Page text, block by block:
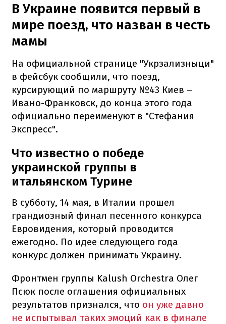
В Украине появится первый в
мире поезд, что назван в честь
мамы
На официальной странице "Укрзализныци"
в фейсбук сообщили, что поезд,
курсирующий по маршруту №43 Киев –
Ивано-Франковск, до конца этого года
официально переименуют в "Стефания
Экспресс".
Что известно о победе
украинской группы в
итальянском Турине
В субботу, 14 мая, в Италии прошел
грандиозный финал песенного конкурса
Евровидения, который проводится
ежегодно. По идее следующего года
конкурс должен принимать Украину.
Фронтмен группы Kalush Orchestra Олег
Псюк после оглашения официальных
результатов признался, что он уже давно
не испытывал таких эмоций как в финале